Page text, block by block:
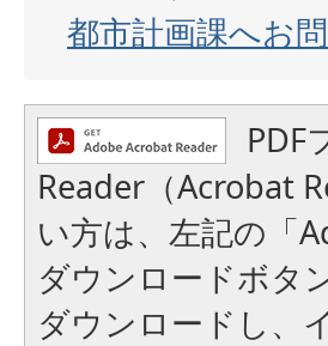
都市計画課へお
PDF
Reader（Acrobat
い方は、左記の「
ダウンロードボタ
ダウンロードし、